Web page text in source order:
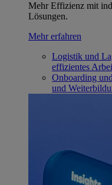
Mehr Effizienz mit
Lösungen.
Mehr erfahren
Logistik und
effizientes
Onboarding
und